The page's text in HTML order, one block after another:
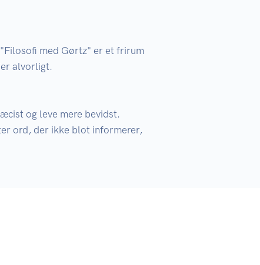
med Gørtz" er et frirum
alvorligt.
og leve mere bevidst.
ord, der ikke blot informerer,